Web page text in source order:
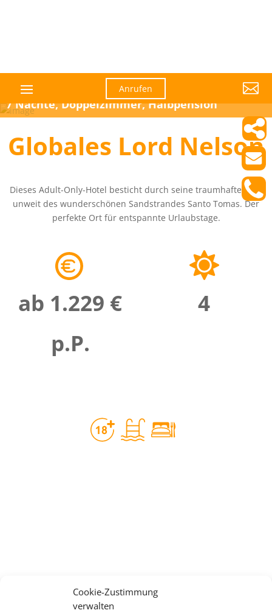
Cookie-Zustimmung
verwalten
Anrufen 
7 Nächte, Doppelzimmer, Halbpension
Globales Lord Nelson
Dieses Adult-Only-Hotel besticht durch seine traumhafte Lage
unweit des wunderschönen Sandstrandes Santo Tomas. Der
perfekte Ort für entspannte Urlaubstage.
ab 1.229 €
p.P.
4